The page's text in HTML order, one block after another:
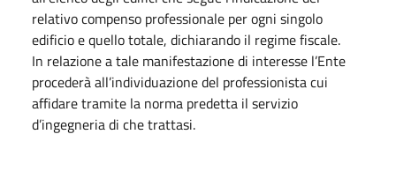
relativo compenso professionale per ogni singolo
edificio e quello totale, dichiarando il regime fiscale.
In relazione a tale manifestazione di interesse l’Ente
procederà all’individuazione del professionista cui
affidare tramite la norma predetta il servizio
d’ingegneria di che trattasi.